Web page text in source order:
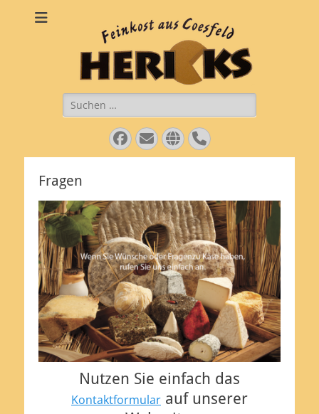
Käsepezialitäten
Hericks
Feinkost aus Coesfeld
Suche
nach:
Facebook
E-
Mail
Website
Telefon
Fragen
Nutzen Sie einfach das
Kontaktformular auf unserer